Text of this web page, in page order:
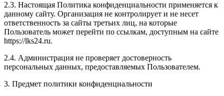
2.3. Настоящая Политика конфиденциальности применяется к
данному сайту. Организация не контролирует и не несет
ответственность за сайты третьих лиц, на которые
Пользователь может перейти по ссылкам, доступным на сайте
https://lks24.ru.
2.4. Администрация не проверяет достоверность
персональных данных, предоставляемых Пользователем.
3. Предмет политики конфиденциальности